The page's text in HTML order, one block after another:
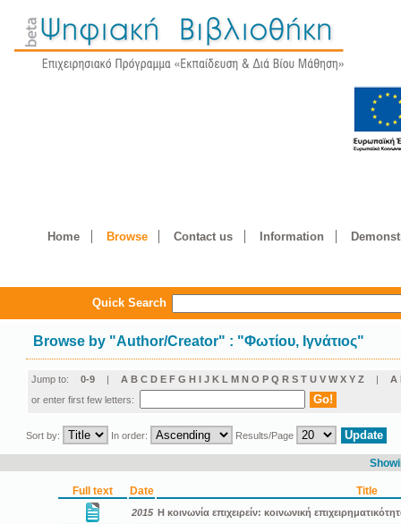
Home Browse Contact us Information
Quick Search
Browse by "Author/Creator" : "Φωτίου, Ιγνάτιος"
Jump to: 0-9 | A B C D E F G H I J K L M N O P Q R S T U V W X Y Z | Α
or enter first few letters:
Sort by: In order: Results/Page
Full text Date Title
2015 Η κοινωνία επιχειρείν: κοινωνική